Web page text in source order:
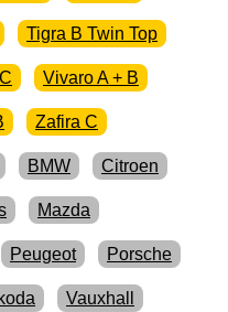
Tigra B Twin Top
Vivaro A + B
Zafira C
BMW Citroen
Mazda
Peugeot Porsche
Vauxhall